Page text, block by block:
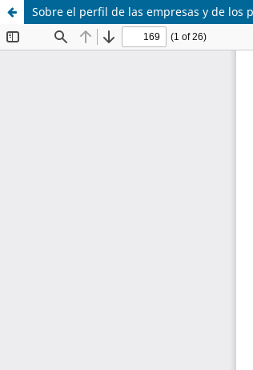
Sobre el perfil de las empresas y de